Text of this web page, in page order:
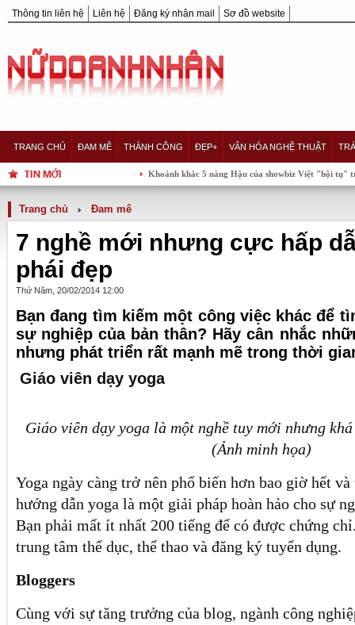
Thông tin liên hệ Liên hệ Đăng ký nhận mail Sơ đồ website
TRANG CHỦ ĐAM MÊ THÀNH CÔNG ĐẸP+ VĂN HÓA NGHỆ THUẬT
Khoảnh khắc 5 nàng Hậu của showbiz Việt "hội tụ" trong một
Trang chủ Đam mê
7 nghề mới nhưng cực hấp
phái đẹp
Thứ Năm, 20/02/2014 12:00
Bạn đang tìm kiếm một công việc khác để
sự nghiệp của bản thân? Hãy cân nhắc
nhưng phát triển rất mạnh mẽ trong thời
Giáo viên dạy yoga
Giáo viên dạy yoga là một nghề tuy mới nhưng
(Ảnh minh họa)
Yoga ngày càng trở nên phổ biến hơn bao giờ hết
hướng dẫn yoga là một giải pháp hoàn hảo cho sự
Bạn phải mất ít nhất 200 tiếng để có được chứng
trung tâm thể dục, thể thao và đăng ký tuyển dụng.
Bloggers
Cùng với sự tăng trưởng của blog, ngành công